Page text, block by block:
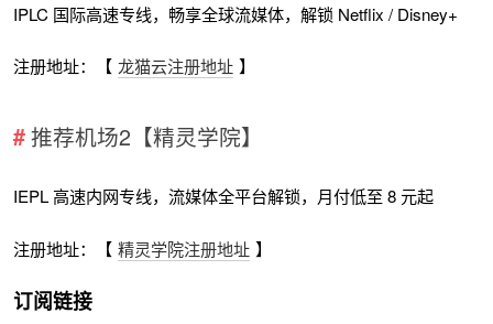
IPLC 国际高速专线，畅享全球流媒体，解锁 Netflix / Disney+
注册地址：【 龙猫云注册地址 】
推荐机场2【精灵学院】
IEPL 高速内网专线，流媒体全平台解锁，月付低至 8 元起
注册地址：【 精灵学院注册地址 】
订阅链接